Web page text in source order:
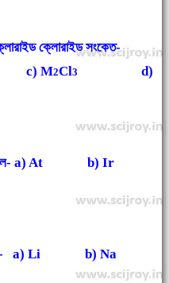
ক্লোরাইড ক্লোরাইড সংকেত-
M2Cl3
d)
মৌল- a) At b) Ir
বড়ো- a) Li b) Na